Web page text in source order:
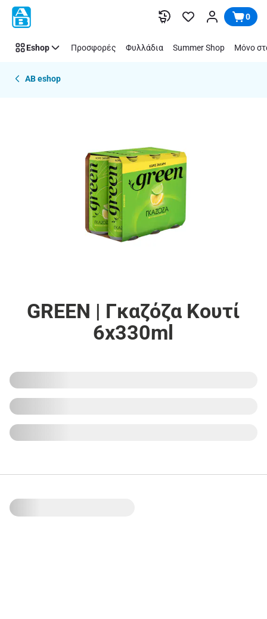
Παράλειψη 0
Eshop Προσφορές Φυλλάδια Summer Shop Μόνο
AB eshop
GREEN | Γκαζόζα Κουτί
6x330ml